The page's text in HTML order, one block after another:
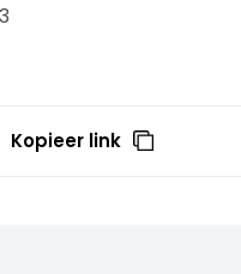
Kopieer link